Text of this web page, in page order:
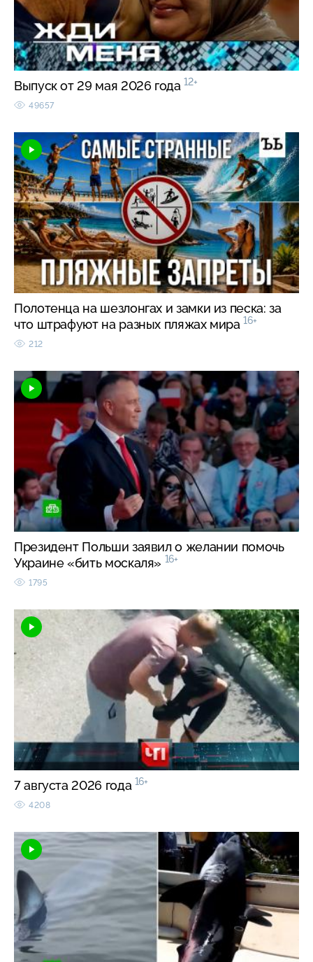
Выпуск от 29 мая 2026 года 12+
49657
Полотенца на шезлонгах и замки из песка: за
что штрафуют на разных пляжах мира 16+
212
Президент Польши заявил о желании помочь
Украине «бить москаля» 16+
1795
7 августа 2026 года 16+
4208